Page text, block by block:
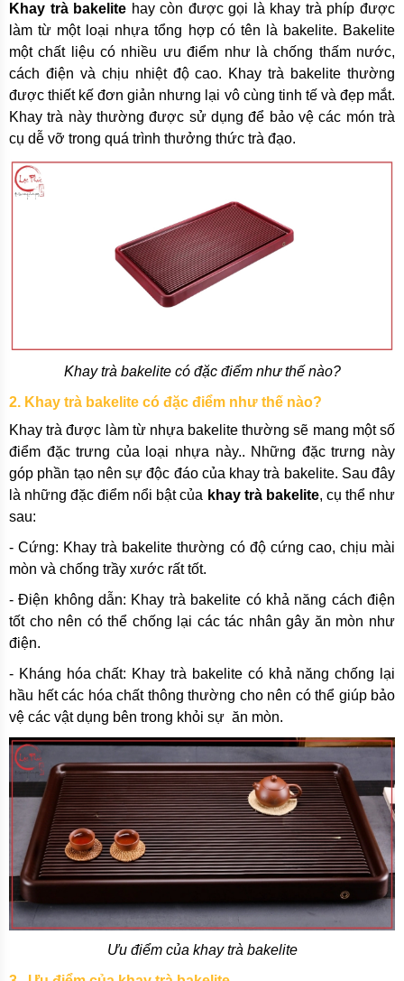
Khay trà bakelite hay còn được gọi là khay trà phíp được
làm từ một loại nhựa tổng hợp có tên là bakelite. Bakelite
một chất liệu có nhiều ưu điểm như là chống thấm nước,
cách điện và chịu nhiệt độ cao. Khay trà bakelite thường
được thiết kế đơn giản nhưng lại vô cùng tinh tế và đẹp mắt.
Khay trà này thường được sử dụng để bảo vệ các món trà
cụ dễ vỡ trong quá trình thưởng thức trà đạo.
Khay trà bakelite có đặc điểm như thế nào?
2. Khay trà bakelite có đặc điểm như thế nào?
Khay trà được làm từ nhựa bakelite thường sẽ mang một số
điểm đặc trưng của loại nhựa này.. Những đặc trưng này
góp phần tạo nên sự độc đáo của khay trà bakelite. Sau đây
là những đặc điểm nổi bật của khay trà bakelite, cụ thể như
sau:
- Cứng: Khay trà bakelite thường có độ cứng cao, chịu mài
mòn và chống trầy xước rất tốt.
- Điện không dẫn: Khay trà bakelite có khả năng cách điện
tốt cho nên có thể chống lại các tác nhân gây ăn mòn như
điện.
- Kháng hóa chất: Khay trà bakelite có khả năng chống lại
hầu hết các hóa chất thông thường cho nên có thể giúp bảo
vệ các vật dụng bên trong khỏi sự ăn mòn.
Ưu điểm của khay trà bakelite